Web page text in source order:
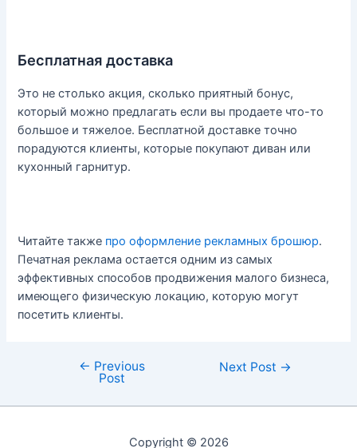
Бесплатная доставка
Это не столько акция, сколько приятный бонус,
который можно предлагать если вы продаете что-то
большое и тяжелое. Бесплатной доставке точно
порадуются клиенты, которые покупают диван или
кухонный гарнитур.
Читайте также про оформление рекламных брошюр.
Печатная реклама остается одним из самых
эффективных способов продвижения малого бизнеса,
имеющего физическую локацию, которую могут
посетить клиенты.
navigation
← Previous
Post
Next Post →
Copyright © 2026